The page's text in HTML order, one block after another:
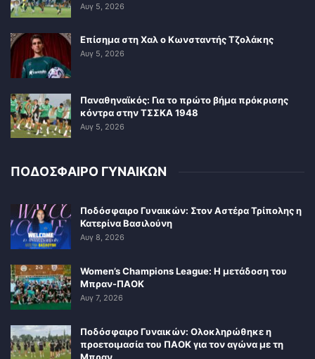
Αυγ 5, 2026
Επίσημα στη Χαλ ο Κωνσταντής Τζολάκης
Αυγ 5, 2026
Παναθηναϊκός: Για το πρώτο βήμα πρόκρισης
κόντρα στην ΤΣΣΚΑ 1948
Αυγ 5, 2026
ΠΟΔΟΣΦΑΙΡΟ ΓΥΝΑΙΚΩΝ
Ποδόσφαιρο Γυναικών: Στον Αστέρα Τρίπολης η
Κατερίνα Βασιλούνη
Αυγ 8, 2026
Women’s Champions League: Η μετάδοση του
Μπραν-ΠΑΟΚ
Αυγ 7, 2026
Ποδόσφαιρο Γυναικών: Ολοκληρώθηκε η
προετοιμασία του ΠΑΟΚ για τον αγώνα με τη
Μπραν